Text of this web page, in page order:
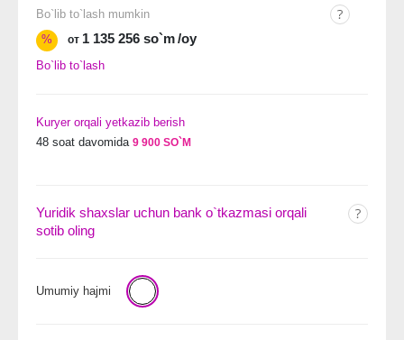
Bo`lib to`lash mumkin
%
от 1 135 256 so`m/oy
Bo`lib to`lash
Kuryer orqali yetkazib berish
48 soat davomida 9 900 SO`M
Yuridik shaxslar uchun bank o`tkazmasi orqali
sotib oling
Umumiy hajmi